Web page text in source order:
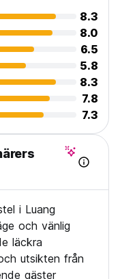
8.3
8.0
6.5
5.8
8.3
7.8
7.3
i Luang
och vänlig
läckra
utsikten från
gäster